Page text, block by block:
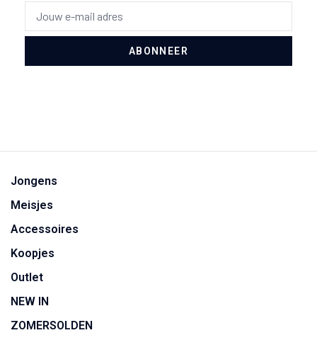
ABONNEER
Jongens
Meisjes
Accessoires
Koopjes
Outlet
NEW IN
ZOMERSOLDEN